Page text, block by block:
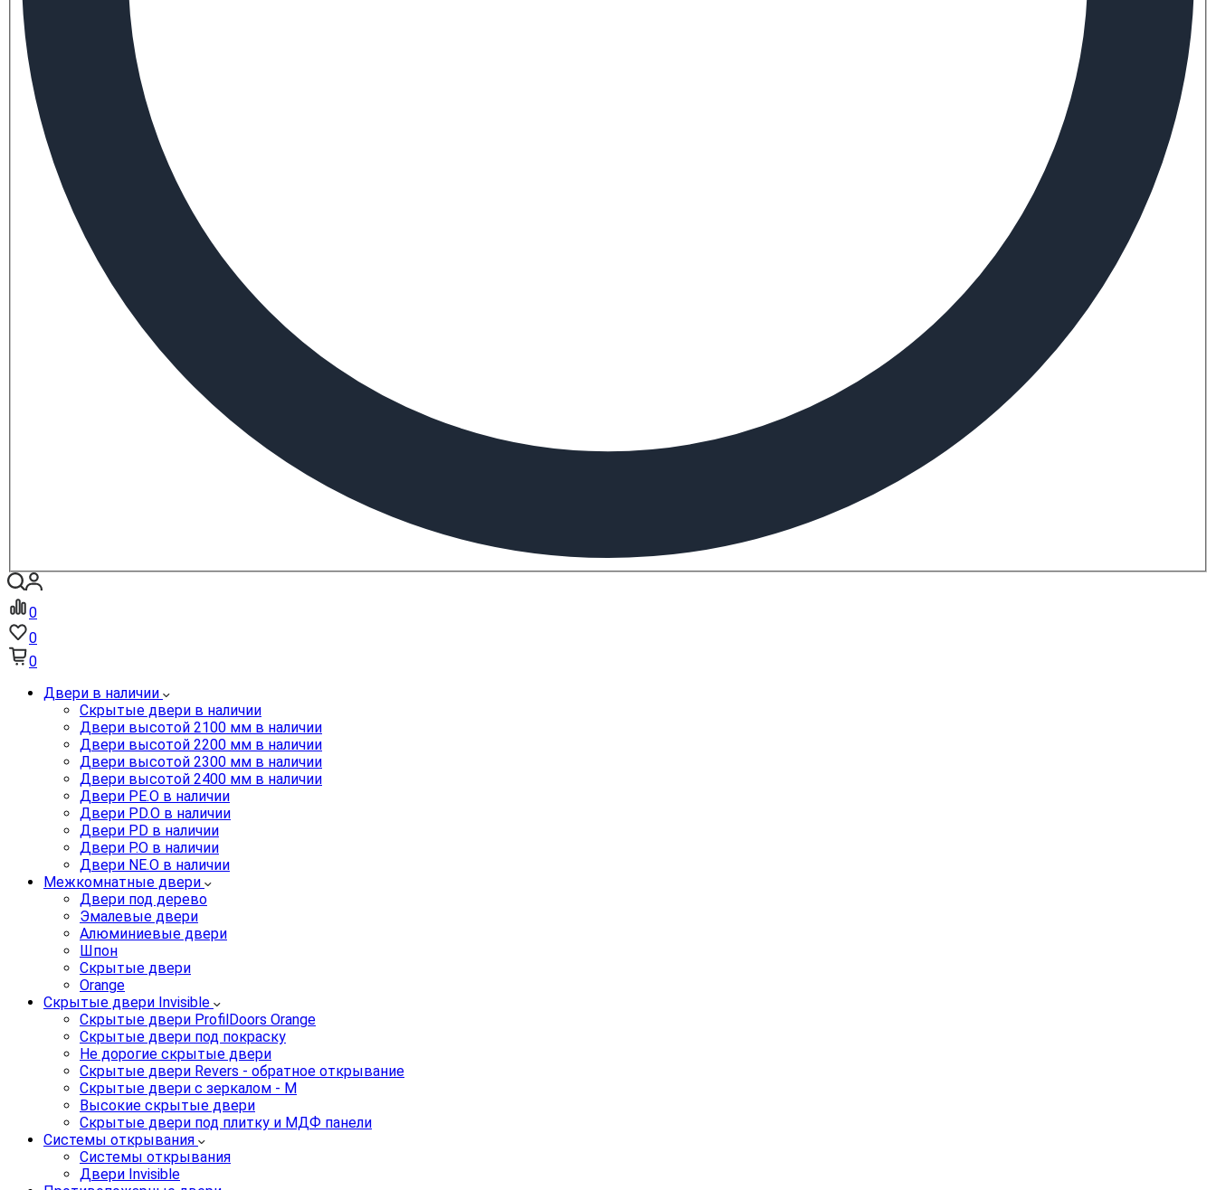
0
0
0
Двери в наличии
Скрытые двери в наличии
Двери высотой 2100 мм в наличии
Двери высотой 2200 мм в наличии
Двери высотой 2300 мм в наличии
Двери высотой 2400 мм в наличии
Двери PE.O в наличии
Двери PD.O в наличии
Двери PD в наличии
Двери P.O в наличии
Двери NE.O в наличии
Межкомнатные двери
Двери под дерево
Эмалевые двери
Алюминиевые двери
Шпон
Скрытые двери
Orange
Скрытые двери Invisible
Скрытые двери ProfilDoors Orange
Скрытые двери под покраску
Не дорогие скрытые двери
Скрытые двери Revers - обратное открывание
Скрытые двери с зеркалом - M
Высокие скрытые двери
Скрытые двери под плитку и МДФ панели
Системы открывания
Системы открывания
Двери Invisible